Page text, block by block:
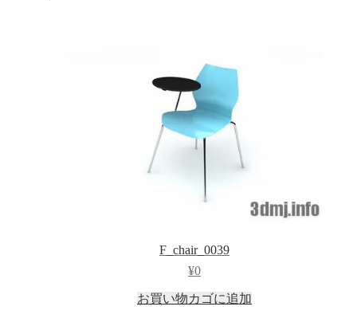
F_chair_0039
¥0
お買い物カゴに追加